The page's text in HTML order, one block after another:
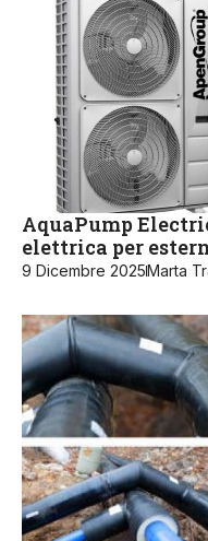
AquaPump
elettrica per
9 Dicembre 2025Marta